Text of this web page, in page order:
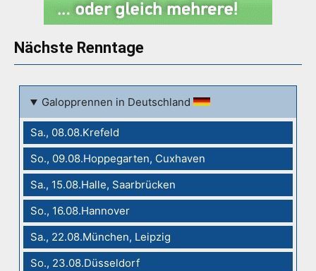
Nächste Renntage
Galopprennen in Deutschland
Sa., 08.08.Krefeld
So., 09.08.Hoppegarten, Cuxhaven
Sa., 15.08.Halle, Saarbrücken
So., 16.08.Hannover
Sa., 22.08.München, Leipzig
So., 23.08.Düsseldorf